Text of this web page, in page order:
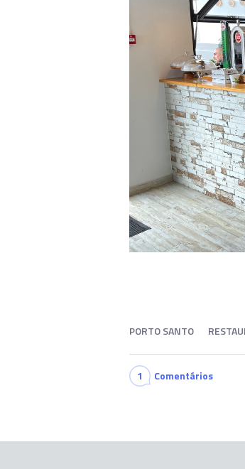
PORTO SANTO
1 Comentários